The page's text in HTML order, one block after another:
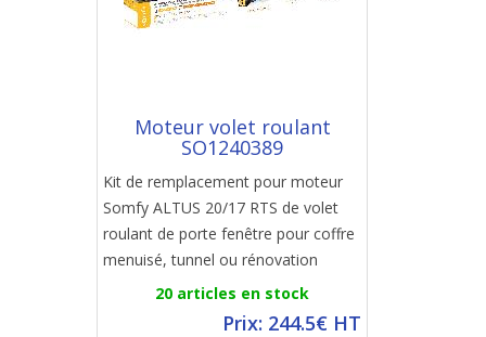
Moteur volet roulant
SO1240389
Kit de remplacement pour moteur
Somfy ALTUS 20/17 RTS de volet
roulant de porte fenêtre pour coffre
menuisé, tunnel ou rénovation
20 articles en stock
Prix: 244.5€ HT